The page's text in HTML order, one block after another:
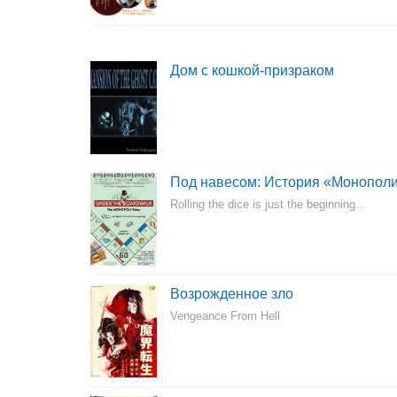
Дом с кошкой-призраком
Под навесом: История
Rolling the dice is just the beginning...
Возрожденное зло
Vengeance From Hell